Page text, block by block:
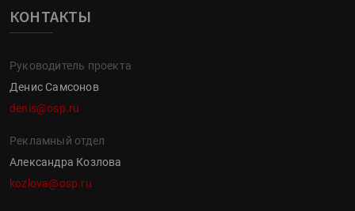
КОНТАКТЫ
Руководитель проекта
Денис Самсонов
denis@osp.ru
Рекламный отдел
Александра Козлова
kozlova@osp.ru